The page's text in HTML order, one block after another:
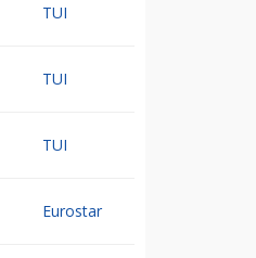
TUI
TUI
TUI
Eurostar